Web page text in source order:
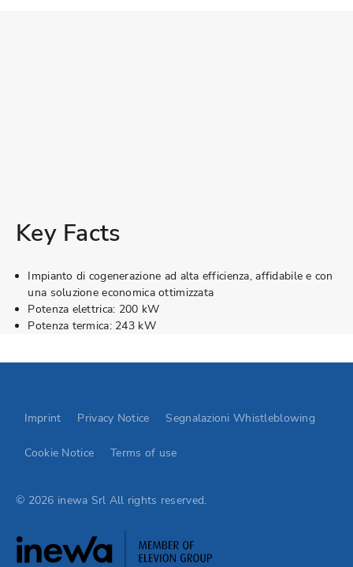
Key Facts
Impianto di cogenerazione ad alta efficienza, affidabile e con
una soluzione economica ottimizzata
Potenza elettrica: 200 kW
Potenza termica: 243 kW
Imprint Privacy Notice Segnalazioni Whistleblowing
Cookie Notice Terms of use
© 2026 inewa Srl All rights reserved.